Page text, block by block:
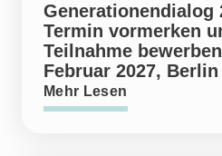
Generationendialog
Termin vormerken
Teilnahme
Februar 2027, Berlin
Mehr Lesen